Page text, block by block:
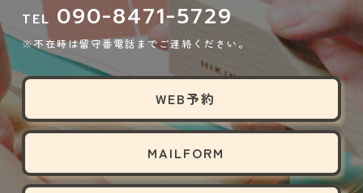
TEL 090-8471-5729
※不在時は留守番電話までご連絡ください。
WEB予約
MAILFORM